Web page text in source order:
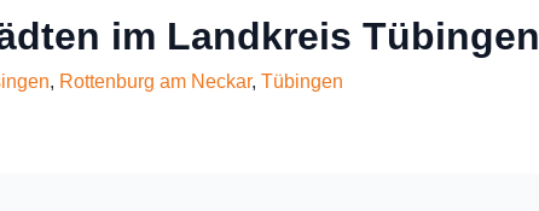
im Landkreis Tübingen
, Rottenburg am Neckar, Tübingen